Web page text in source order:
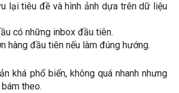
lại tiêu đề và hình ảnh dựa trên dữ liệu
có những inbox đầu tiên.
hàng đầu tiên nếu làm đúng hướng.
khá phổ biến, không quá nhanh nhưng
theo.